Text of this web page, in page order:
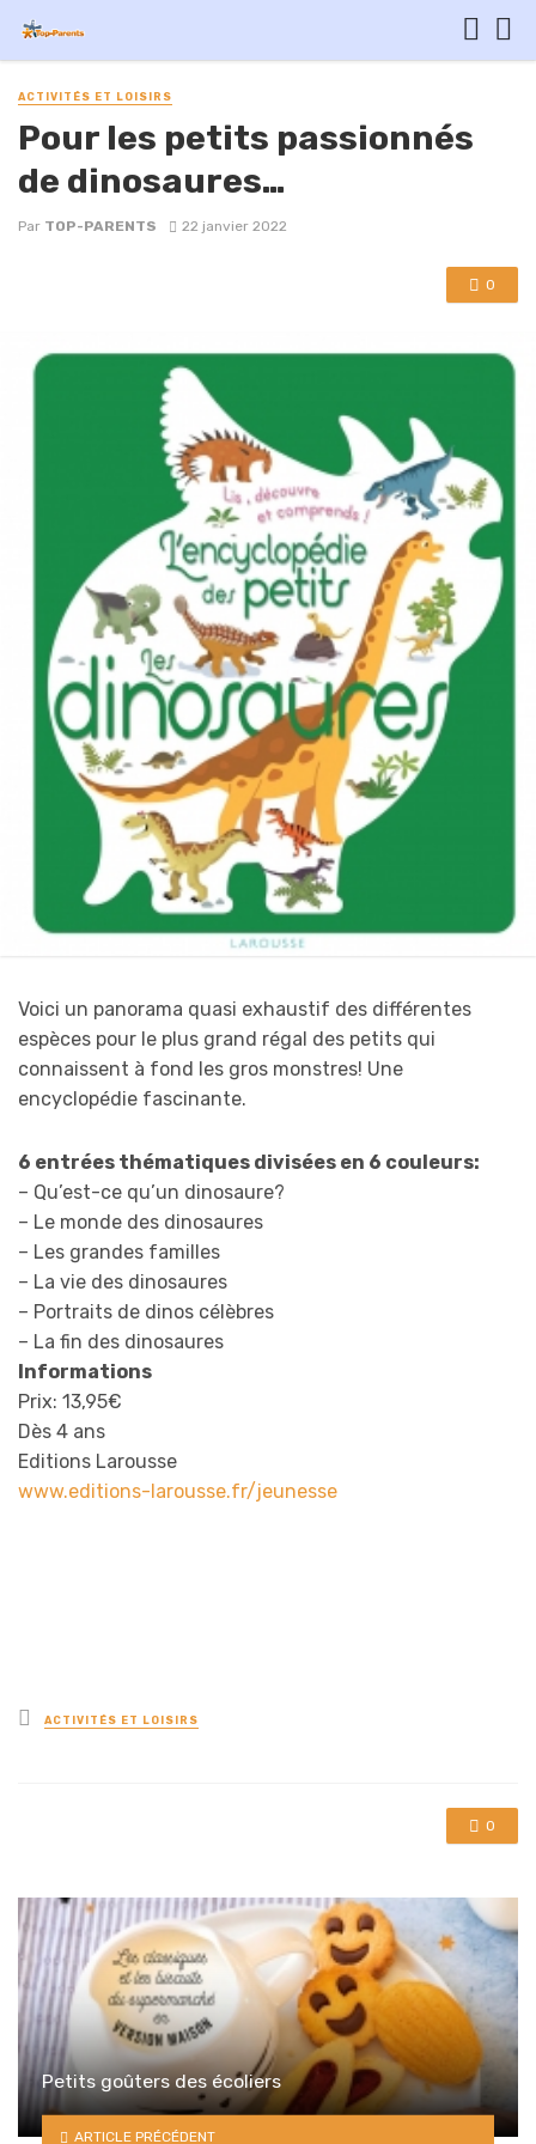
ACTIVITÉS ET LOISIRS
Pour les petits passionnés
de dinosaures…
Par TOP-PARENTS 22 janvier 2022
0
Voici un panorama quasi exhaustif des différentes
espèces pour le plus grand régal des petits qui
connaissent à fond les gros monstres! Une
encyclopédie fascinante.
6 entrées thématiques divisées en 6 couleurs:
– Qu’est-ce qu’un dinosaure?
– Le monde des dinosaures
– Les grandes familles
– La vie des dinosaures
– Portraits de dinos célèbres
– La fin des dinosaures
Informations
Prix: 13,95€
Dès 4 ans
Editions Larousse
www.editions-larousse.fr/jeunesse
Posted
in
ACTIVITÉS ET LOISIRS
0
Petits goûters des écoliers
ARTICLE PRÉCÉDENT